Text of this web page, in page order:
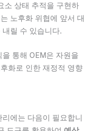
소 상태 추적을 구현하
노후화 위협에 앞서 대
릴 수 있습니다.
통해 OEM은 자원을
화로 인한 재정적 영향
에는 다음이 필요합니